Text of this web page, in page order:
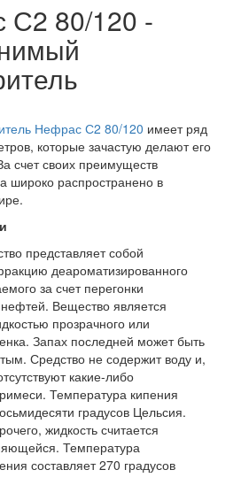
С2 80/120 -
Нефрас С2 80/120 имеет ряд
которые зачастую делают его
счет своих преимуществ
широко распространено в
представляет собой
деароматизированного
за счет перегонки
Вещество является
прозрачного или
Запах последней может быть
Средство не содержит воду и,
какие-либо
Температура кипения
градусов Цельсия.
жидкость считается
Температура
составляет 270 градусов